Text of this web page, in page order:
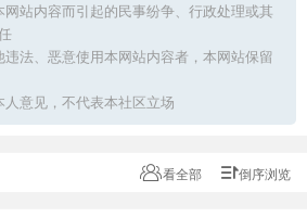
站内容而引起的民事纷争、行政处理或其
法、恶意使用本网站内容者，本网站保留
意见，不代表本社区立场
看全部 倒序浏览